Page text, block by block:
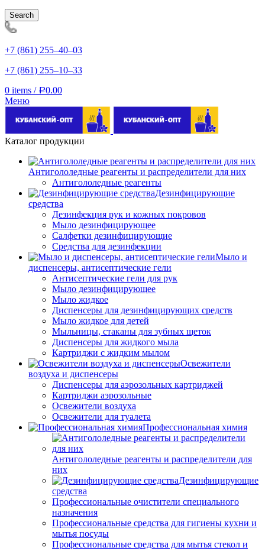
Search
+7 (861) 255‒40‒03
+7 (861) 255‒10‒33
0 items / Р0.00
Меню
Каталог продукции
Антигололедные реагенты и распределители для них
Антигололедные реагенты
Дезинфицирующие
средства
Дезинфекция рук и кожных покровов
Мыло дезинфицирующее
Салфетки дезинфицирующие
Средства для дезинфекции
Мыло и
диспенсеры, антисептические гели
Антисептические гели для рук
Мыло дезинфицирующее
Мыло жидкое
Диспенсеры для дезинфицирующих средств
Мыло жидкое для детей
Мыльницы, стаканы для зубных щеток
Диспенсеры для жидкого мыла
Картриджи с жидким мылом
Освежители
воздуха и диспенсеры
Диспенсеры для аэрозольных картриджей
Картриджи аэрозольные
Освежители воздуха
Освежители для туалета
Профессиональная химия
Антигололедные реагенты и распределители для
них
Дезинфицирующие
средства
Профессиональные очистители специального
назначения
Профессиональные средства для гигиены кухни и
мытья посуды
Профессиональные средства для мытья стекол и